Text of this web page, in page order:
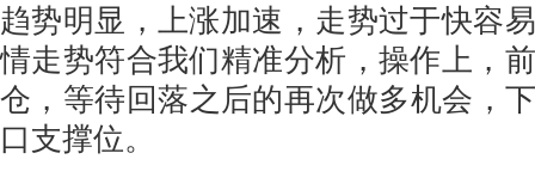
趋势明显，上涨加速，走势过于快容
情走势符合我们精准分析，操作上，
仓，等待回落之后的再次做多机会，
口支撑位。